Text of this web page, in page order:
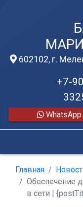
602102, г.
+7-
WhatsApp
Главная
Обеспечение
в сети |